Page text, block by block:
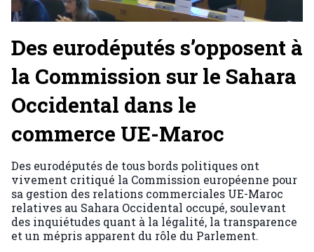
Des eurodéputés s’opposent à
la Commission sur le Sahara
Occidental dans le
commerce UE-Maroc
Des eurodéputés de tous bords politiques ont
vivement critiqué la Commission européenne pour
sa gestion des relations commerciales UE-Maroc
relatives au Sahara Occidental occupé, soulevant
des inquiétudes quant à la légalité, la transparence
et un mépris apparent du rôle du Parlement.